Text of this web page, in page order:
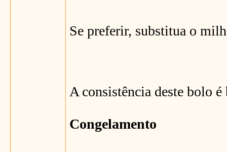
Se preferir, substitua o
A consistência deste bolo
Congelamento